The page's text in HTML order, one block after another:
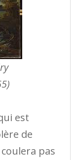
est
de
pas